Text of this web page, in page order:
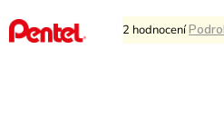
Průměrné
hodnocení
2 hodnocení